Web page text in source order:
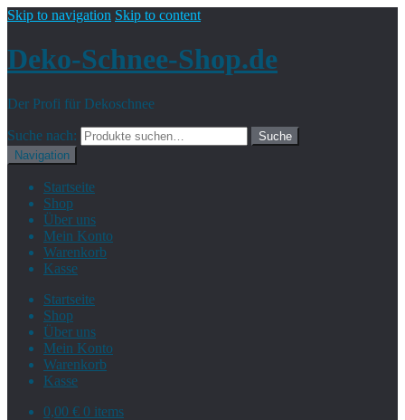
Skip to navigation Skip to content
Deko-Schnee-Shop.de
Der Profi für Dekoschnee
Suche nach:
Suche
Navigation
Startseite
Shop
Über uns
Mein Konto
Warenkorb
Kasse
Startseite
Shop
Über uns
Mein Konto
Warenkorb
Kasse
0,00 € 0 items